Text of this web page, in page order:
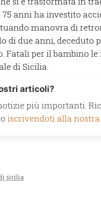
anni ha investito
manovra di
di due anni, deceduto
Fatali per il bambino
di Sicilia.
articoli?
più importanti.
iscrivendoti alla
sicilia